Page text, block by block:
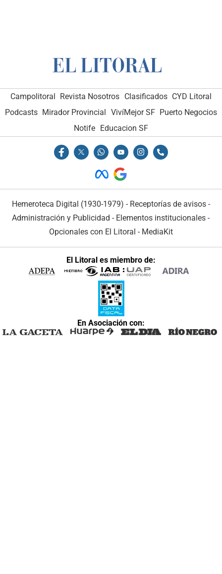
Campolitoral Revista Nosotros Clasificados CYD Litoral
Podcasts Mirador Provincial VivíMejor SF Puerto Negocios
Notife Educacion SF
Hemeroteca Digital (1930-1979) - Receptorías de avisos -
Administración y Publicidad - Elementos institucionales -
Opcionales con El Litoral - MediaKit
El Litoral es miembro de:
En Asociación con: